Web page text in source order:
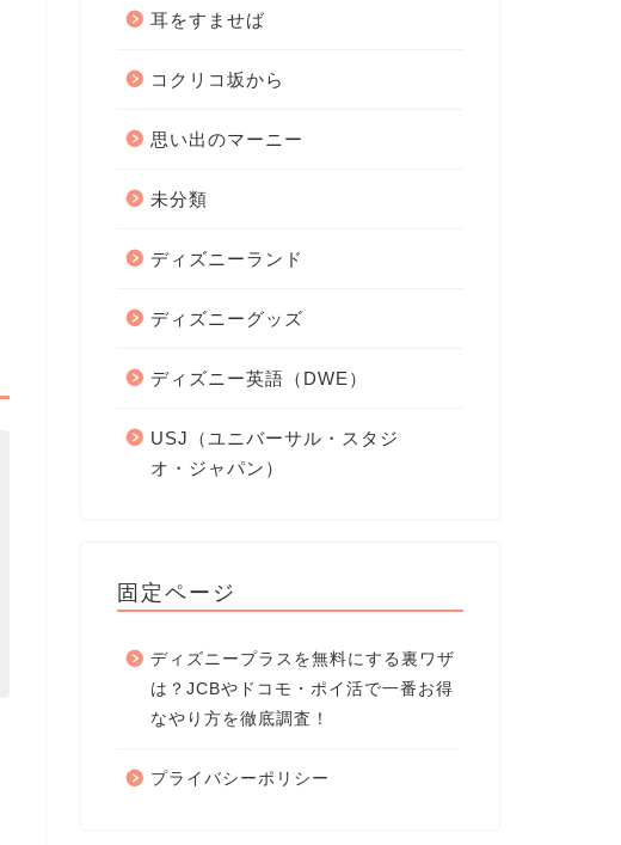
耳をすませば
コクリコ坂から
思い出のマーニー
未分類
ディズニーランド
ディズニーグッズ
ディズニー英語（DWE）
USJ（ユニバーサル・スタジ
オ・ジャパン）
固定ページ
ディズニープラスを無料にする裏ワザ
は？JCBやドコモ・ポイ活で一番お得
なやり方を徹底調査！
プライバシーポリシー